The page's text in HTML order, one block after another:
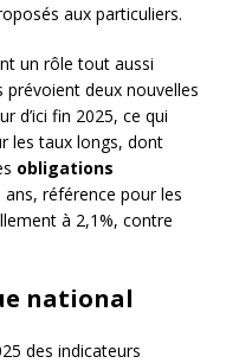
aux particuliers.
un rôle tout aussi
deux nouvelles
d’ici fin 2025, ce qui
les taux longs, dont
obligations
ans, référence pour les
à 2,1%, contre
national
des indicateurs